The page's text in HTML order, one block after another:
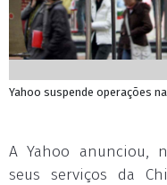
Yahoo suspende operações na
A Yahoo anunciou,
seus serviços da